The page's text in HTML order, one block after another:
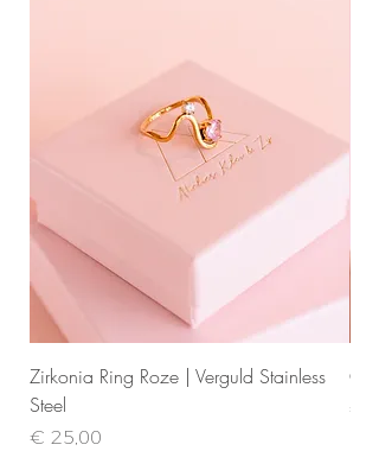
Zirkonia Ring Roze | Verguld Stainless
Steel
Prijs
€ 25,00
Prijs
€